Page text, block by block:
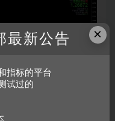
×
最新公告
指标的平台
试过的